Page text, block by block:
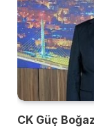
CK Güç